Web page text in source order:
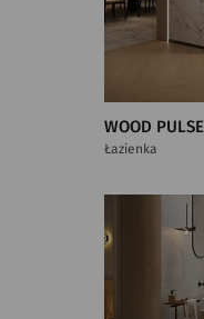
WOOD PULSE
Łazienka